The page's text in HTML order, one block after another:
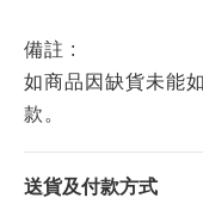
備註 :
如商品因缺貨未能
款。
送貨及付款方式